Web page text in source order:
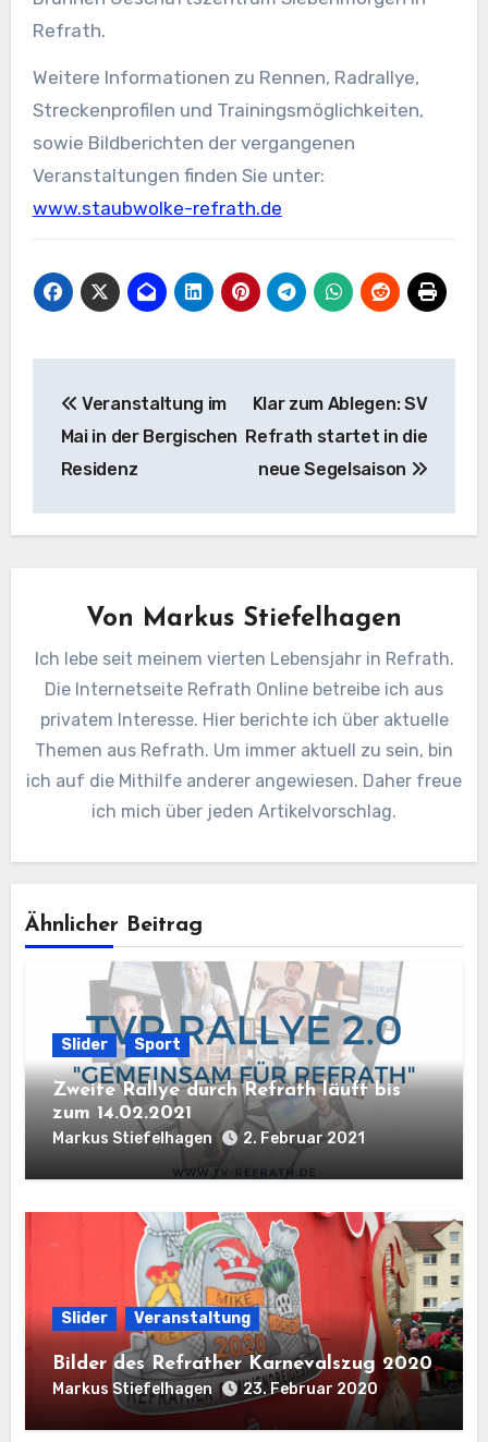
Refrath.
Weitere Informationen zu Rennen, Radrallye,
Streckenprofilen und Trainingsmöglichkeiten,
sowie Bildberichten der vergangenen
Veranstaltungen finden Sie unter:
www.staubwolke-refrath.de
Veranstaltung im
Mai in der Bergischen
Residenz
Klar zum Ablegen: SV
Refrath startet in die
neue Segelsaison
Von Markus Stiefelhagen
Ich lebe seit meinem vierten Lebensjahr in Refrath.
Die Internetseite Refrath Online betreibe ich aus
privatem Interesse. Hier berichte ich über aktuelle
Themen aus Refrath. Um immer aktuell zu sein, bin
ich auf die Mithilfe anderer angewiesen. Daher freue
ich mich über jeden Artikelvorschlag.
Ähnlicher Beitrag
Slider Sport
Zweite Rallye durch Refrath läuft bis
zum 14.02.2021
Markus Stiefelhagen 2. Februar 2021
Slider Veranstaltung
Bilder des Refrather Karnevalszug 2020
Markus Stiefelhagen 23. Februar 2020